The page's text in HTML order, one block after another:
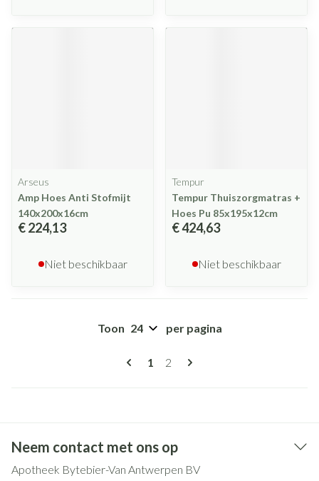
Arseus
Amp Hoes Anti Stofmijt
140x200x16cm
€ 224,13
Niet beschikbaar
Tempur
Tempur Thuiszorgmatras +
Hoes Pu 85x195x12cm
€ 424,63
Niet beschikbaar
Pagina's
U lees momenteel pagina
1 Pagina
2
Toon per pagina
Neem contact met ons op
Apotheek Bytebier-Van Antwerpen BV